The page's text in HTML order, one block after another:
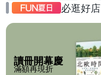
必逛好店
讀冊開幕慶
滿額再現折